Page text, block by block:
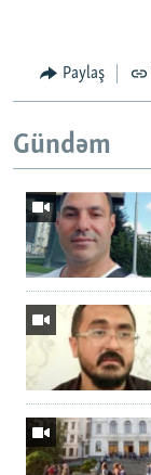
Paylaş
Gündəm